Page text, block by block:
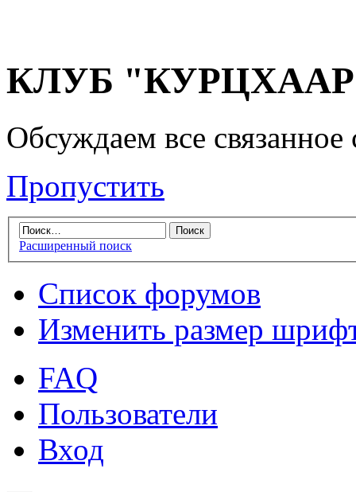
КЛУБ "КУРЦХААР"
Обсуждаем все
Пропустить
Расширенный поиск
Список форумов
Изменить размер
FAQ
Пользователи
Вход